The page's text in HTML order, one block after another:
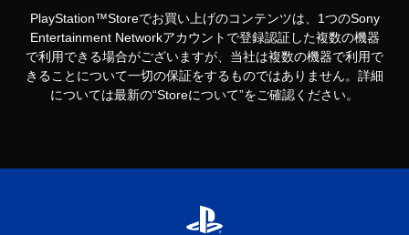
PlayStation™Storeでお買い上げのコンテンツは、1つのSony
Entertainment Networkアカウントで登録認証した複数の機器
で利用できる場合がございますが、当社は複数の機器で利用で
きることについて一切の保証をするものではありません。詳細
については最新の“Storeについて”をご確認ください。